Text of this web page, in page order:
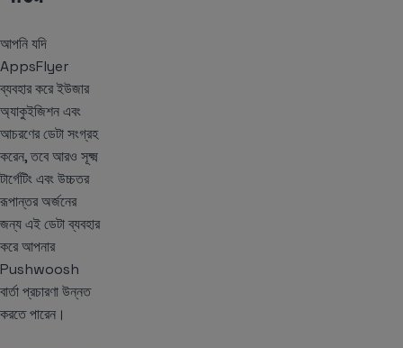
আপনি যদি
AppsFlyer
ব্যবহার করে ইউজার
অ্যাকুইজিশন এবং
আচরণের ডেটা সংগ্রহ
করেন, তবে আরও সূক্ষ্ম
টার্গেটিং এবং উচ্চতর
রূপান্তর অর্জনের
জন্য এই ডেটা ব্যবহার
করে আপনার
Pushwoosh
বার্তা প্রচারণা উন্নত
করতে পারেন।